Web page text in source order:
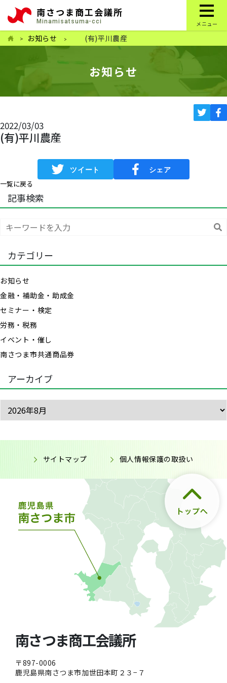
南さつま商工会議所
Minamisatsuma-cci メニュー
お知らせ (有)平川農産
お知らせ
2022/03/03
(有)平川農産
一覧に戻る
記事検索
カテゴリー
お知らせ
金融・補助金・助成金
セミナー・検定
労務・税務
イベント・催し
南さつま市共通商品券
アーカイブ
サイトマップ 個人情報保護の取扱い
南さつま商工会議所
〒897-0006
鹿児島県南さつま市加世田本町２３−７